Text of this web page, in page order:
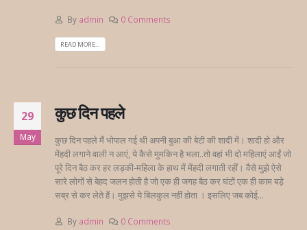
By admin 0 Comments
READ MORE...
29
May
कुछ दिन पहले
कुछ दिन पहले मैं भोपाल गई थी अपनी बुआ की बेटी की शादी में। शादी हो और
मेंहदी लगाने वाली न आएं, ये कैसे मुमकिन है भला..तो वहां भी दो महिलाएं आईं जो
पूरे दिन बैठ कर हर लड़की-महिला के हाथ में मेंहदी लगाती रहीं। वैसे मुझे ऐसे
सारे लोगों से बेहद जलन होती है जो एक ही जगह बैठ कर घंटों एक ही काम बड़े
सब्र से कर लेते हैं। मुझसे ये बिलकुल नहीं होता । इसलिए जब कोई...
By admin 0 Comments